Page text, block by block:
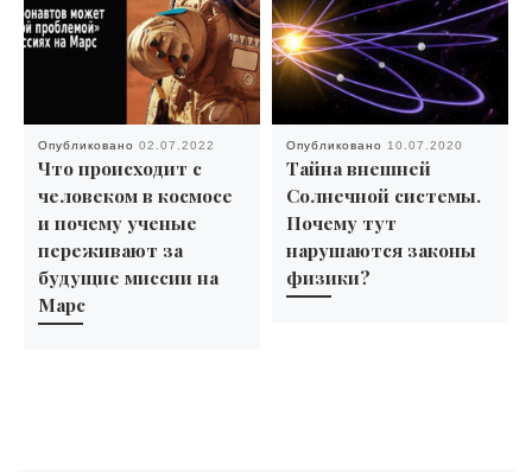
Опубликовано 02.07.2022
Что происходит с
человеком в космосе
и почему ученые
переживают за
будущие миссии на
Марс
Опубликовано 10.07.2020
Тайна внешней
Солнечной системы.
Почему тут
нарушаются законы
физики?